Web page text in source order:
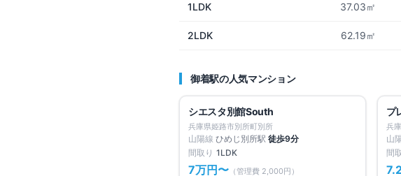
1LDK 37.03㎡
2LDK 62.19㎡
御着駅の人気マンション
仲介手数料無料
シエスタ別館South
兵庫県姫路市別所町別所
山陽線 ひめじ別所駅 徒歩9分
間取り 1LDK
7万円 〜 （管理費 2,000円 ）
仲
プ
兵
山
間